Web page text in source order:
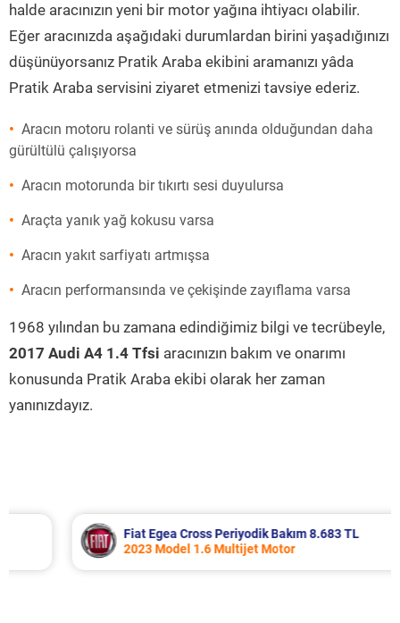
halde aracınızın yeni bir motor yağına ihtiyacı olabilir.
Eğer aracınızda aşağıdaki durumlardan birini yaşadığınızı
düşünüyorsanız Pratik Araba ekibini aramanızı yâda
Pratik Araba servisini ziyaret etmenizi tavsiye ederiz.
Aracın motoru rolanti ve sürüş anında olduğundan daha
gürültülü çalışıyorsa
Aracın motorunda bir tıkırtı sesi duyulursa
Araçta yanık yağ kokusu varsa
Aracın yakıt sarfiyatı artmışsa
Aracın performansında ve çekişinde zayıflama varsa
1968 yılından bu zamana edindiğimiz bilgi ve tecrübeyle,
2017 Audi A4 1.4 Tfsi aracınızın bakım ve onarımı
konusunda Pratik Araba ekibi olarak her zaman
yanınızdayız.
Fiat Egea Cross Periyodik Bakım 8.683 TL
2023 Model 1.6 Multijet Motor